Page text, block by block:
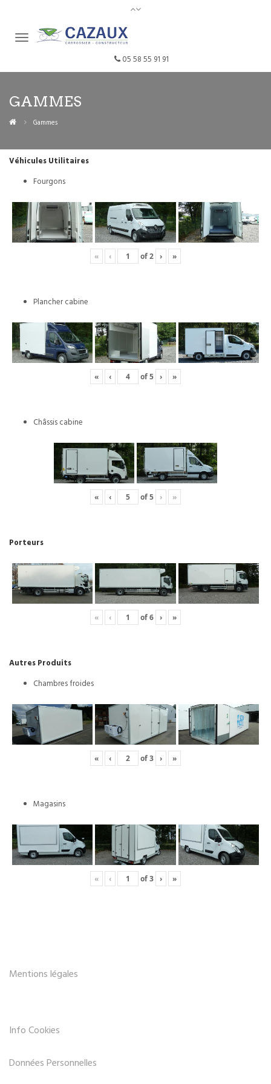
05 58 55 91 91
GAMMES
Gammes
Véhicules Utilitaires
Fourgons
« ‹ of2 › »
Plancher cabine
« ‹ of5 › »
Châssis cabine
« ‹ of5 › »
Porteurs
« ‹ of6 › »
Autres Produits
Chambres froides
« ‹ of3 › »
Magasins
« ‹ of3 › »
Mentions légales
Info Cookies
Données Personnelles